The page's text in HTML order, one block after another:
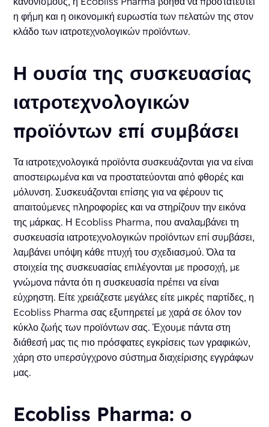
η φήμη και η οικονομική ευρωστία των πελατών της στον
κλάδο των ιατροτεχνολογικών προϊόντων.
Η ουσία της συσκευασίας
ιατροτεχνολογικών
προϊόντων επί συμβάσει
Τα ιατροτεχνολογικά προϊόντα συσκευάζονται για να είναι
αποστειρωμένα και να προστατεύονται από φθορές και
μόλυνση. Συσκευάζονται επίσης για να φέρουν τις
απαιτούμενες πληροφορίες και να στηρίζουν την εικόνα
της μάρκας. Η Ecobliss Pharma, που αναλαμβάνει τη
συσκευασία ιατροτεχνολογικών προϊόντων επί συμβάσει,
λαμβάνει υπόψη κάθε πτυχή του σχεδιασμού. Όλα τα
στοιχεία της συσκευασίας επιλέγονται με προσοχή, με
γνώμονα πάντα ότι η συσκευασία πρέπει να είναι
εύχρηστη. Είτε χρειάζεστε μεγάλες είτε μικρές παρτίδες, η
Ecobliss Pharma σας εξυπηρετεί με χαρά σε όλον τον
κύκλο ζωής των προϊόντων σας. Έχουμε πάντα στη
διάθεσή μας τις πιο πρόσφατες εγκρίσεις των γραφικών,
χάρη στο υπερσύγχρονο σύστημα διαχείρισης εγγράφων
μας.
Ecobliss Pharma: ο